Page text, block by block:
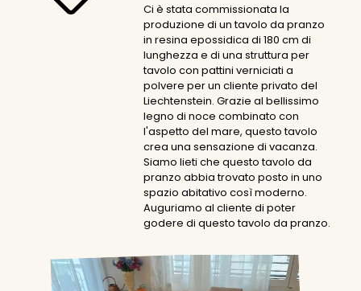
Ci è stata commissionata la
produzione di un tavolo da pranzo
in resina epossidica di 180 cm di
lunghezza e di una struttura per
tavolo con pattini verniciati a
polvere per un cliente privato del
Liechtenstein. Grazie al bellissimo
legno di noce combinato con
l'aspetto del mare, questo tavolo
crea una sensazione di vacanza.
Siamo lieti che questo tavolo da
pranzo abbia trovato posto in uno
spazio abitativo così moderno.
Auguriamo al cliente di poter
godere di questo tavolo da pranzo.